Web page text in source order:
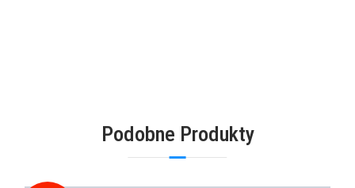
Podobne Produkty